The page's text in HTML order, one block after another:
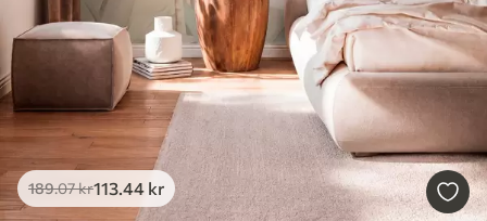
189.07kr113.44 kr